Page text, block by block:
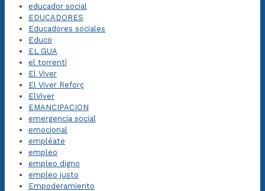
educador social
EDUCADORES
Educadores sociales
Educo
EL GUA
el torrentí
El Viver
El Viver Reforç
ElViver
EMANCIPACION
emergencia social
emocional
empléate
empleo
empleo digno
empleo justo
Empoderamiento